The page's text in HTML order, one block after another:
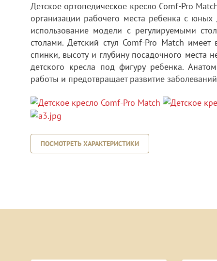
Детское ортопедическое кресло Comf-Pro
организации рабочего места ребенка с юных
использование модели с регулируемыми
столами. Детский стул Comf-Pro Match
спинки, высоту и глубину посадочного места
детского кресла под фигуру ребенка.
работы и предотвращает развитие
ПОСМОТРЕТЬ ХАРАКТЕРИСТИКИ